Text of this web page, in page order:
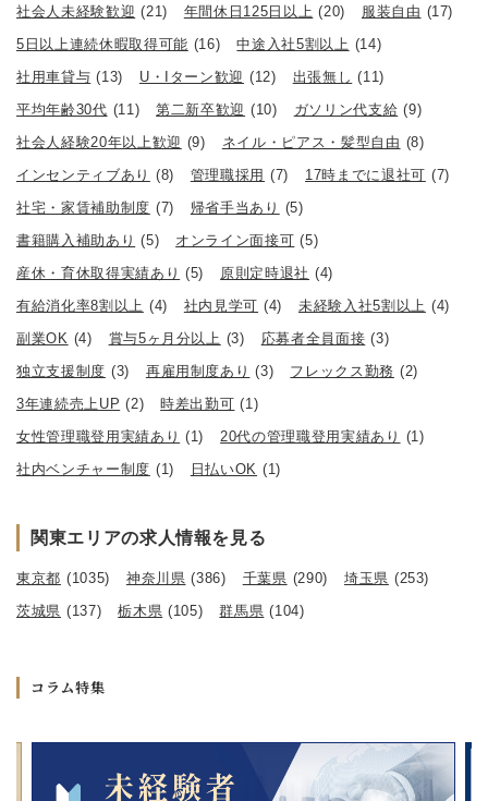
社会人未経験歓迎 (21) 年間休日125日以上 (20) 服装自由 (17)
5日以上連続休暇取得可能 (16) 中途入社5割以上 (14)
社用車貸与 (13) U・Iターン歓迎 (12) 出張無し (11)
平均年齢30代 (11) 第二新卒歓迎 (10) ガソリン代支給 (9)
社会人経験20年以上歓迎 (9) ネイル・ピアス・髪型自由 (8)
インセンティブあり (8) 管理職採用 (7) 17時までに退社可 (7)
社宅・家賃補助制度 (7) 帰省手当あり (5)
書籍購入補助あり (5) オンライン面接可 (5)
産休・育休取得実績あり (5) 原則定時退社 (4)
有給消化率8割以上 (4) 社内見学可 (4) 未経験入社5割以上 (4)
副業OK (4) 賞与5ヶ月分以上 (3) 応募者全員面接 (3)
独立支援制度 (3) 再雇用制度あり (3) フレックス勤務 (2)
3年連続売上UP (2) 時差出勤可 (1)
女性管理職登用実績あり (1) 20代の管理職登用実績あり (1)
社内ベンチャー制度 (1) 日払いOK (1)
関東エリアの求人情報を見る
東京都 (1035) 神奈川県 (386) 千葉県 (290) 埼玉県 (253)
茨城県 (137) 栃木県 (105) 群馬県 (104)
コラム特集